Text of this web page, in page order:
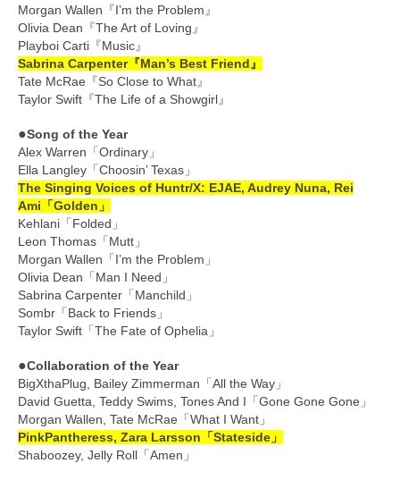
Morgan Wallen『I’m the Problem』
Olivia Dean『The Art of Loving』
Playboi Carti『Music』
Sabrina Carpenter『Man’s Best Friend』
Tate McRae『So Close to What』
Taylor Swift『The Life of a Showgirl』
●Song of the Year
Alex Warren「Ordinary」
Ella Langley「Choosin’ Texas」
The Singing Voices of Huntr/X: EJAE, Audrey Nuna, Rei
Ami「Golden」
Kehlani「Folded」
Leon Thomas「Mutt」
Morgan Wallen「I’m the Problem」
Olivia Dean「Man I Need」
Sabrina Carpenter「Manchild」
Sombr「Back to Friends」
Taylor Swift「The Fate of Ophelia」
●Collaboration of the Year
BigXthaPlug, Bailey Zimmerman「All the Way」
David Guetta, Teddy Swims, Tones And I「Gone Gone Gone」
Morgan Wallen, Tate McRae「What I Want」
PinkPantheress, Zara Larsson「Stateside」
Shaboozey, Jelly Roll「Amen」